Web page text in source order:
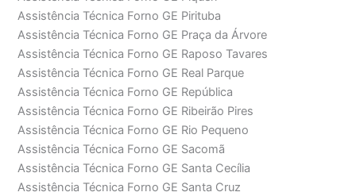
Assistência Técnica Forno GE Pirituba
Assistência Técnica Forno GE Praça da Árvore
Assistência Técnica Forno GE Raposo Tavares
Assistência Técnica Forno GE Real Parque
Assistência Técnica Forno GE República
Assistência Técnica Forno GE Ribeirão Pires
Assistência Técnica Forno GE Rio Pequeno
Assistência Técnica Forno GE Sacomã
Assistência Técnica Forno GE Santa Cecília
Assistência Técnica Forno GE Santa Cruz